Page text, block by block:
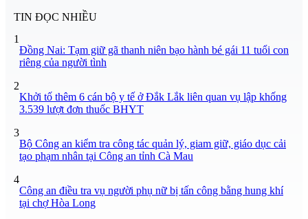
TIN ĐỌC NHIỀU
1
Đồng Nai: Tạm giữ gã thanh niên bạo hành bé gái 11 tuổi con
riêng của người tình
2
Khởi tố thêm 6 cán bộ y tế ở Đắk Lắk liên quan vụ lập khống
3.539 lượt đơn thuốc BHYT
3
Bộ Công an kiểm tra công tác quản lý, giam giữ, giáo dục cải
tạo phạm nhân tại Công an tỉnh Cà Mau
4
Công an điều tra vụ người phụ nữ bị tấn công bằng hung khí
tại chợ Hòa Long